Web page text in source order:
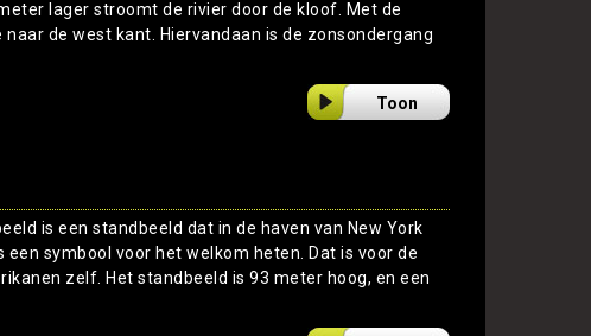
lager stroomt de rivier door de kloof. Met de
de west kant. Hiervandaan is de zonsondergang
Toon
is een standbeeld dat in de haven van New York
symbool voor het welkom heten. Dat is voor de
zelf. Het standbeeld is 93 meter hoog, en een